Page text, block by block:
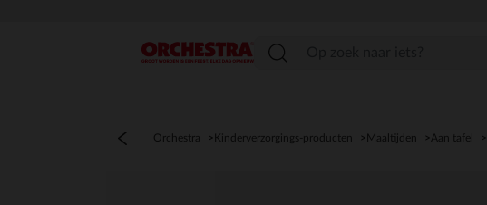
menu
Orchestra Kinderverzorgings-producten Maaltijden Aan tafel